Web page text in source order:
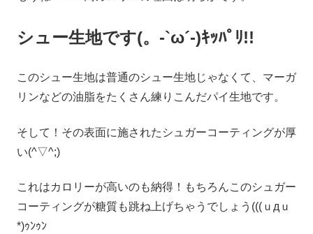
シュー生地です(。-`ω´-)ｷｯﾊﾟﾘ!!
このシュー生地は普通のシュー生地じゃなくて、マーガ
リンなどの油脂をたくさん練りこんだパイ生地です。
そして！その表面に施されたシュガーコーティングが厚
い(^▽^;)
これはカロリーが高いのも納得！もちろんこのシュガー
コーティングが糖質も跳ね上げちゃうでしょう(((ｕдｕ
*)ｩﾝｩﾝ